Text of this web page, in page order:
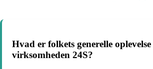
Hvad er folkets generelle
virksomheden 24S?